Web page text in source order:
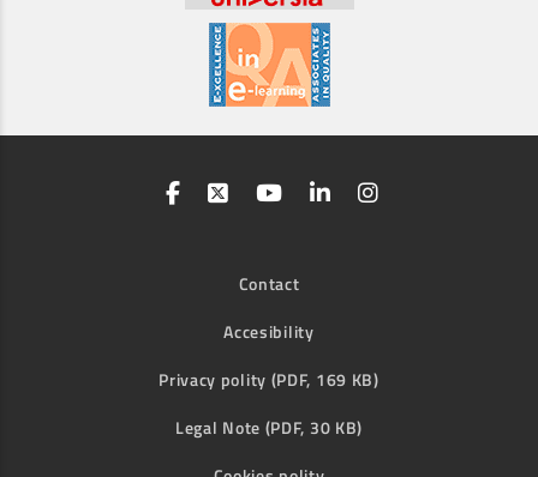
Contact
Accesibility
Privacy polity (PDF, 169 KB)
Legal Note (PDF, 30 KB)